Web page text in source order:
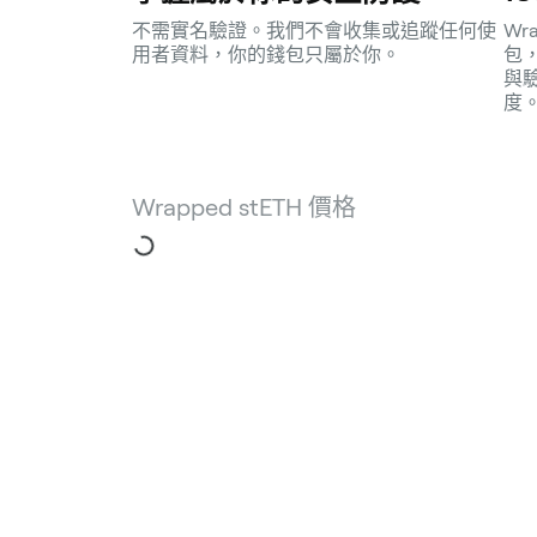
不需實名驗證。我們不會收集或追蹤任何使
用者資料，你的錢包只屬於你。
包
與
度
Wrapped stETH 價格